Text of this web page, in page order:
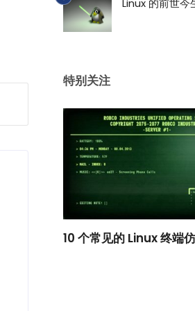
特别关注
10 个常见的 Linux 终端